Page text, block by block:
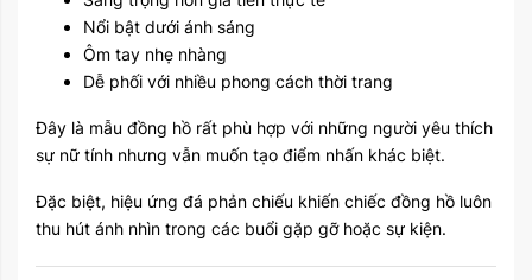
Nổi bật dưới ánh sáng
Ôm tay nhẹ nhàng
Dễ phối với nhiều phong cách thời trang
Đây là mẫu đồng hồ rất phù hợp với những người yêu thích
sự nữ tính nhưng vẫn muốn tạo điểm nhấn khác biệt.
Đặc biệt, hiệu ứng đá phản chiếu khiến chiếc đồng hồ luôn
thu hút ánh nhìn trong các buổi gặp gỡ hoặc sự kiện.